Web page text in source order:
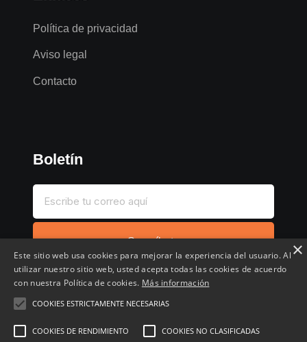
Política de privacidad
Aviso legal
Contacto
Boletín
Suscríbete
Inicio Compartir chollo Destacados
Cronológico
×
Este sitio web usa cookies para mejorar la experiencia del usuario. Al
utilizar nuestro sitio web, usted acepta todas las cookies de acuerdo
con nuestra Política de cookies. Más información
COOKIES ESTRICTAMENTE NECESARIAS
COOKIES DE RENDIMIENTO COOKIES NO CLASIFICADAS